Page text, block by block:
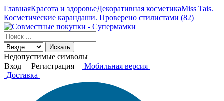
ГлавнаяКрасота и здоровьеДекоративная косметикаMiss Tais.
Косметические карандаши. Проверено стилистами (82)
Искать
Недопустимые символы
Вход
Регистрация
Мобильная версия
Доставка